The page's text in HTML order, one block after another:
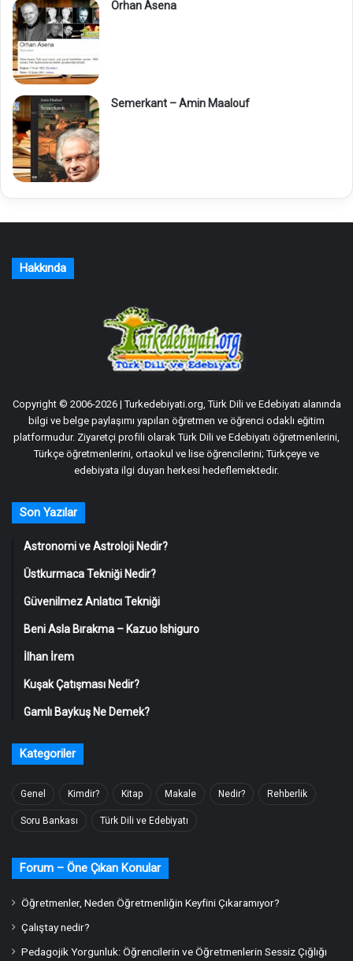
Orhan Asena
Semerkant – Amin Maalouf
Hakkında
Copyright © 2006-2026 | Turkedebiyati.org, Türk Dili ve Edebiyatı alanında
bilgi ve belge paylaşımı yapılan öğretmen ve öğrenci odaklı eğitim
platformudur. Ziyaretçi profili olarak Türk Dili ve Edebiyatı öğretmenlerini,
Türkçe öğretmenlerini, ortaokul ve lise öğrencilerini; Türkçeye ve
edebiyata ilgi duyan herkesi hedeflemektedir.
Son Yazılar
Astronomi ve Astroloji Nedir?
Üstkurmaca Tekniği Nedir?
Güvenilmez Anlatıcı Tekniği
Beni Asla Bırakma – Kazuo Ishiguro
İlhan İrem
Kuşak Çatışması Nedir?
Gamlı Baykuş Ne Demek?
Kategoriler
Genel Kimdir? Kitap Makale Nedir? Rehberlik
Soru Bankası Türk Dili ve Edebiyatı
Forum – Öne Çıkan Konular
Öğretmenler, Neden Öğretmenliğin Keyfini Çıkaramıyor?
Çalıştay nedir?
Pedagojik Yorgunluk: Öğrencilerin ve Öğretmenlerin Sessiz Çığlığı